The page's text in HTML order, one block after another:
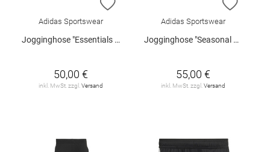
Adidas Sportswear
Jogginghose "Essentials Fleece"
50,00 €
inkl. MwSt. zzgl. Versand
Adidas Sportswear
Jogginghose "Seasonal Essentials Fleece"
55,00 €
inkl. MwSt. zzgl. Versand